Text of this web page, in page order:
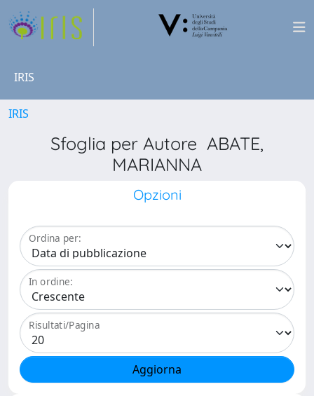
IRIS
IRIS
Sfoglia per Autore ABATE,
MARIANNA
Opzioni
Ordina per:
In ordine:
Risultati/Pagina